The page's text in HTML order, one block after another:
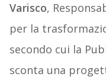
Varisco,
per la
secondo cui la
sconta una